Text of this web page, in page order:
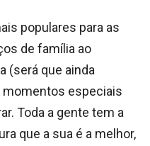
populares para as
de família ao
(será que ainda
especiais
Toda a gente tem a
que a sua é a melhor,